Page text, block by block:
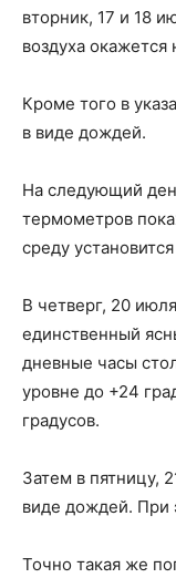
вторник, 17 и 18
воздуха окажется
Кроме того в
в виде дождей.
На следующий
термометров
среду
В четверг, 20
единственный
дневные часы
уровне до +24
градусов.
Затем в пятницу,
виде дождей. При
Точно такая же